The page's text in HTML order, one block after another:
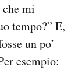
mi
tempo?” E,
un po’
esempio: